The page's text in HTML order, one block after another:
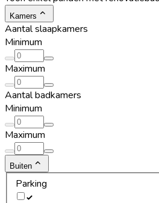
Kamers
Aantal slaapkamers
Minimum
Maximum
Aantal badkamers
Minimum
Maximum
Buiten
Parking